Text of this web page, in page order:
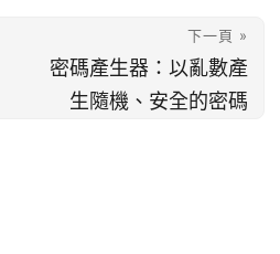
下一頁 »
密碼產生器：以亂數產
生隨機、安全的密碼